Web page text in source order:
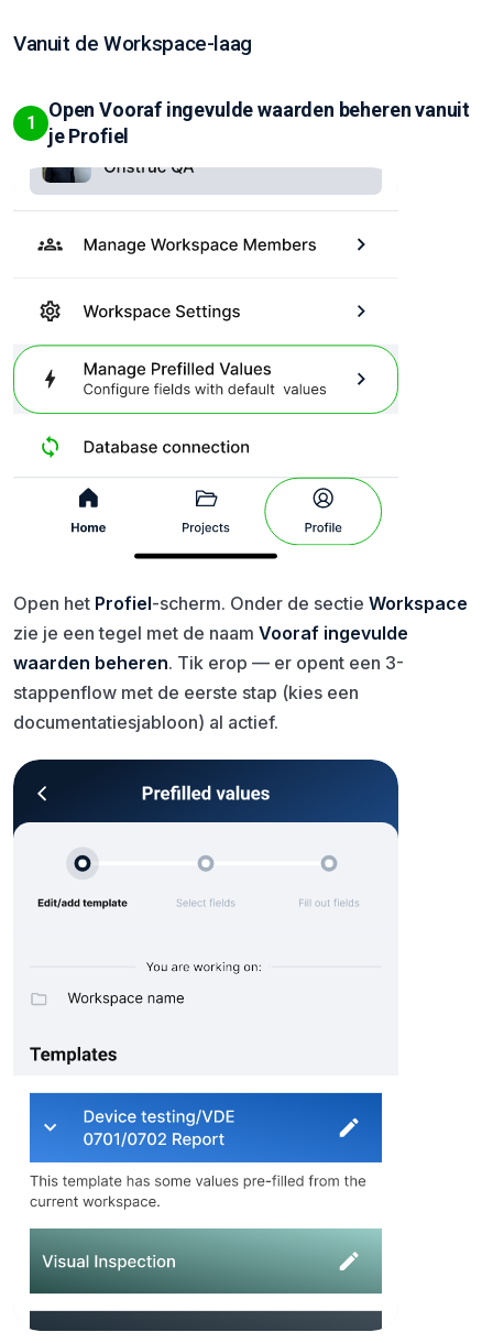
Vanuit de Workspace-laag
1
Open Vooraf ingevulde waarden beheren vanuit
je Profiel
Open het Profiel-scherm. Onder de sectie Workspace
zie je een tegel met de naam Vooraf ingevulde
waarden beheren. Tik erop — er opent een 3-
stappenflow met de eerste stap (kies een
documentatiesjabloon) al actief.